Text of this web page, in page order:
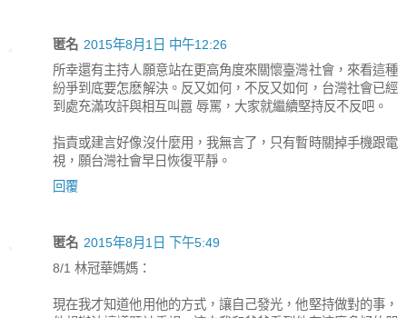
匿名 2015年8月1日 中午12:26
所幸還有主持人願意站在更高角度來關懷臺灣社會，來看這種
紛爭到底要怎麽解決。反又如何，不反又如何，台灣社會已經
到處充滿攻訐與相互叫囂 辱罵，大家就繼續堅持反不反吧。
指責或建言好像沒什麼用，我無言了，只有暫時關掉手機跟電
視，願台灣社會早日恢復平靜。
回覆
匿名 2015年8月1日 下午5:49
8/1 林冠華媽媽：
現在我才知道他用他的方式，讓自己發光，他堅持做對的事，